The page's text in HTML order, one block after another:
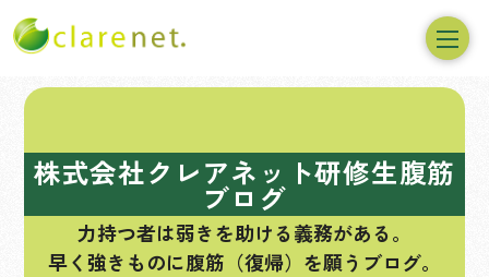
株式会社クレアネット研修生腹筋
ブログ
力持つ者は弱きを助ける義務がある。
早く強きものに腹筋（復帰）を願うブログ。